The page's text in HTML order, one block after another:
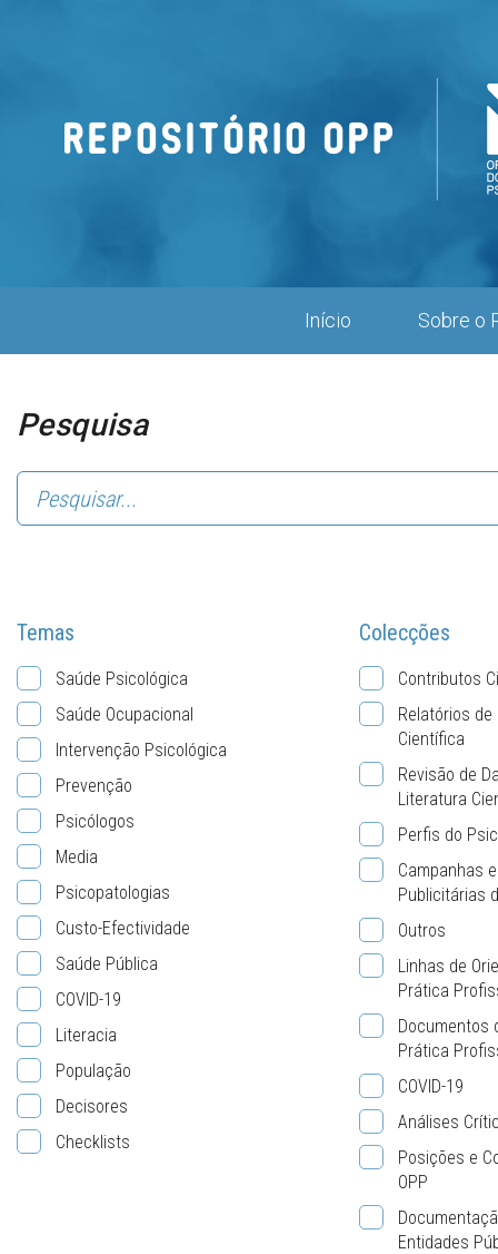
Início Sobre o
Pesquisa
Temas
Saúde Psicológica
Saúde Ocupacional
Intervenção Psicológica
Prevenção
Psicólogos
Media
Psicopatologias
Custo-Efectividade
Saúde Pública
COVID-19
Literacia
População
Decisores
Checklists
Colecções
Contributos
Relatórios de
Científica
Revisão de
Literatura
Perfis do
Campanhas
Publicitárias
Outros
Linhas de
Prática
Documentos
Prática
COVID-19
Análises
Posições e
OPP
Entidades